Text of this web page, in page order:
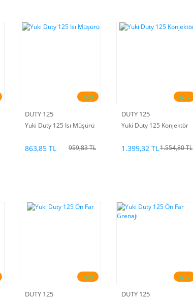
%10
DUTY 125
Yuki Duty 125 Isı Müşürü
863,85 TL 959,83 TL
%10
DUTY 125
Yuki Duty 125 Konjektör
1.399,32 TL 1.554,80 TL
%10
DUTY 125
%10
DUTY 125